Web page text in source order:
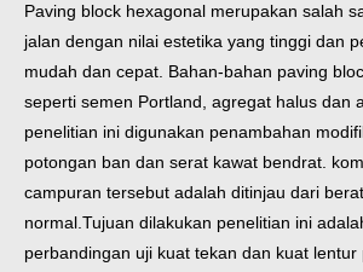
Paving block hexagonal merupakan salah
jalan dengan nilai estetika yang tinggi dan
mudah dan cepat. Bahan-bahan paving
seperti semen Portland, agregat halus dan
penelitian ini digunakan penambahan
potongan ban dan serat kawat bendrat.
campuran tersebut adalah ditinjau dari
normal. Tujuan dilakukan penelitian ini
perbandingan uji kuat tekan dan kuat